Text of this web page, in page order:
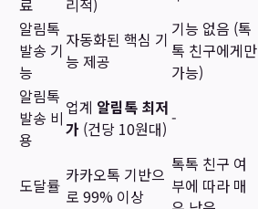
료 리적)
알림톡
발송 기
능
자동화된 핵심 기
능 제공
기능 없음 (톡
톡 친구에게만
가능)
알림톡
발송 비
용
업계 알림톡 최저
가 (건당 10원대) -
도달률 카카오톡 기반으
로 99% 이상
톡톡 친구 여
부에 따라 매